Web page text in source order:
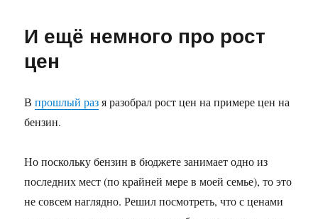
И ещё немного про рост
цен
Впрошлый разя разобрал рост цен на примере цен на
бензин.
Но поскольку бензин в бюджете занимает одно из
последних мест (по крайней мере в моей семье), то это
не совсем наглядно. Решил посмотреть, что с ценами